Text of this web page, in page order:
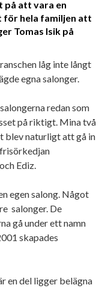
på att vara en
för hela familjen att
Tomas Isik på
låg inte långt
egna salonger.
redan som
på riktigt. Mina två
blev naturligt att gå in
Ediz.
egen salong. Något
salonger. De
gå under ett namn
skapades
en del ligger belägna